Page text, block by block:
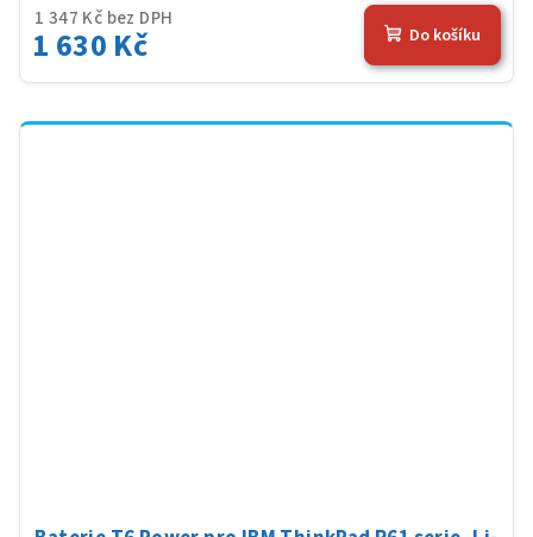
1 347 Kč bez DPH
1 630 Kč Do košíku